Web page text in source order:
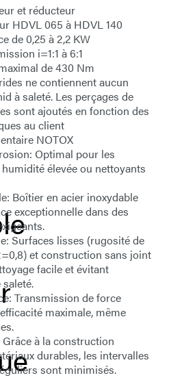
et réducteur
HDVL 065 à HDVL 140
de 0,25 à 2,2 KW
i=1:1 à 6:1
de 430 Nm
ne contiennentaucun
à saleté. Les perçages de
sont ajoutés en fonction des
au client
NOTOX
: Optimal pour les
élevée ou nettoyants
: Boîtier en acier inoxydable
exceptionnelle dans des
: Surfaces lisses (rugosité de
et construction sans joint
facile et évitant
: Transmission de force
maximale, même
Grâce à la construction
durables, les intervalles
sont minimisés.